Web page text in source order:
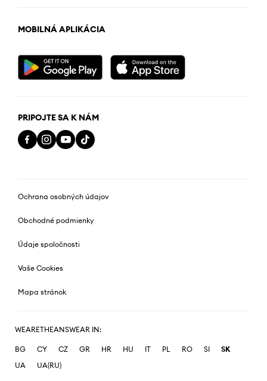
MOBILNÁ APLIKÁCIA
PRIPOJTE SA K NÁM
Ochrana osobných údajov
Obchodné podmienky
Údaje spoločnosti
Vaše Cookies
Mapa stránok
WEARETHEANSWEAR IN:
BG CY CZ GR HR HU IT PL RO SI
SK
UA
UA(RU)